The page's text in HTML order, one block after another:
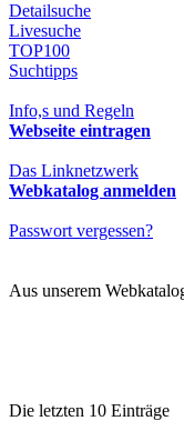
Detailsuche
Livesuche
TOP100
Suchtipps
Info,s und Regeln
Webseite eintragen
Das Linknetzwerk
Webkatalog anmelden
Passwort vergessen?
Aus unserem
Die letzten 10 Einträge